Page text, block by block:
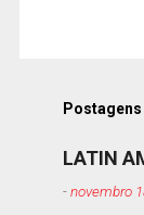
LATIN
-novembro